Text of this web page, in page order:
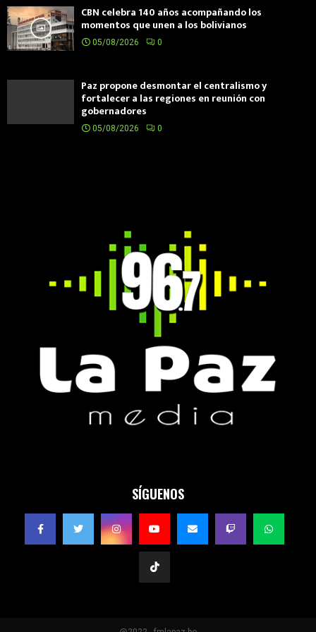
CBN celebra 140 años acompañando los
momentos que unen a los bolivianos
05/08/2026 0
Paz propone desmontar el centralismo y
fortalecer a las regiones en reunión con
gobernadores
05/08/2026 0
SÍGUENOS